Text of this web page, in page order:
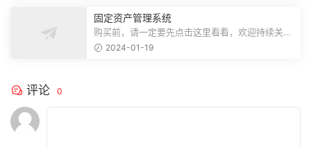
固定资产管理系统
购买前，请一定要先点击这里看看，欢迎持续关
注，精彩模板每天推送预览结束，需要...
2024-01-19
评论 0